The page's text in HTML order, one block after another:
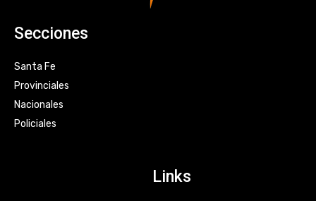
Secciones
Santa Fe
Provinciales
Nacionales
Policiales
Links